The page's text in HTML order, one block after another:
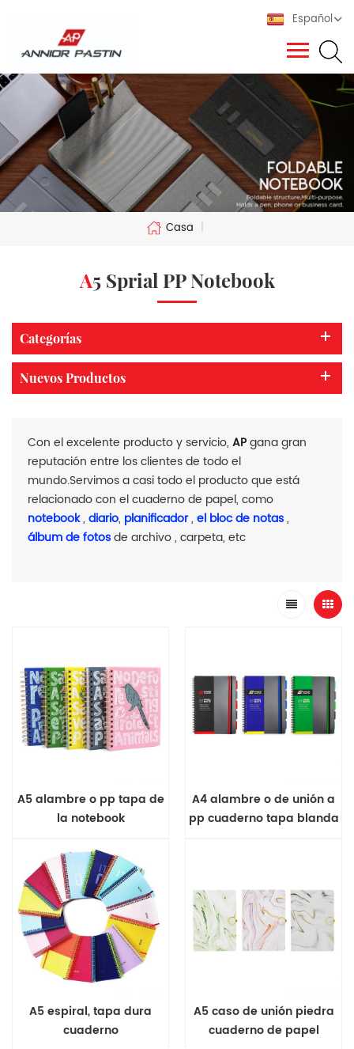
Español
Casa |
A5 Sprial PP Notebook
Categorías
Nuevos Productos
Con el excelente producto y servicio, APgana gran
reputación entre los clientes de todo el
mundo.Servimos a casi todo el producto que está
relacionado con el cuaderno de papel, como
notebook, diario, planificador, el bloc de notas,
álbum de fotosde archivo , carpeta, etc
A5 alambre o pp tapa de
la notebook
A4 alambre o de unión a
pp cuaderno tapa blanda
A5 espiral, tapa dura
cuaderno
A5 caso de unión piedra
cuaderno de papel